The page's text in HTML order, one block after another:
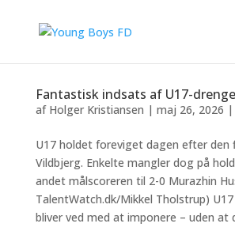
Fantastisk indsats af U17-
af Holger Kristiansen | maj 26, 2026 |
U17 holdet foreviget dagen efter den
Vildbjerg. Enkelte mangler dog på
andet målscoreren til 2-0 Murazhin
TalentWatch.dk/Mikkel Tholstrup)
bliver ved med at imponere – uden at